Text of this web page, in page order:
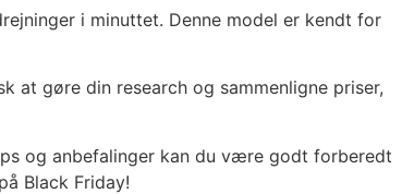
i minuttet. Denne model er kendt for
at gøre din research og sammenligne priser,
og anbefalinger kan du være godt forberedt
Black Friday!